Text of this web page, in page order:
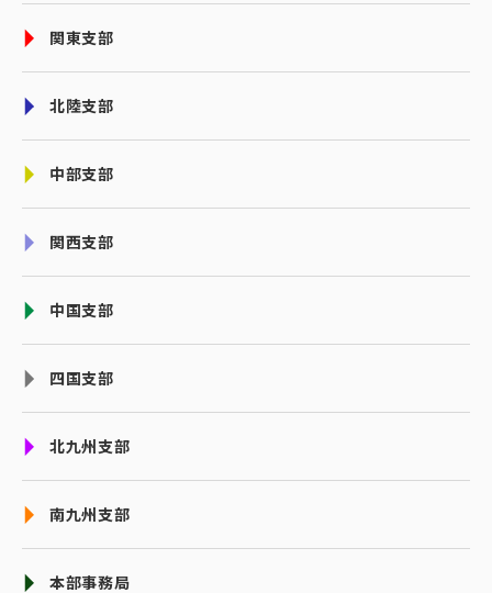
関東支部
北陸支部
中部支部
関西支部
中国支部
四国支部
北九州支部
南九州支部
本部事務局